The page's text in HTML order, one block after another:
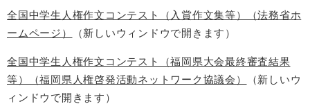
全国中学生人権作文コンテスト（入賞作文集等）（法務省ホ
ームページ）
（新しいウィンドウで開きます）
全国中学生人権作文コンテスト（福岡県大会最終審査結果
等）（福岡県人権啓発活動ネットワーク協議会）
（新しいウ
ィンドウで開きます）